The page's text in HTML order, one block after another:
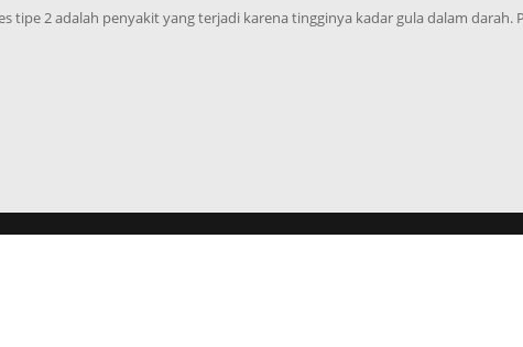
tipe 2 adalah penyakit yang terjadi karena tingginya kadar gula dalam